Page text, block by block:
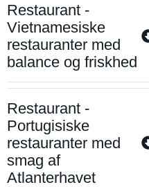
Restaurant -
Vietnamesiske
restauranter med
balance og friskhed
Restaurant -
Portugisiske
restauranter med
smag af
Atlanterhavet